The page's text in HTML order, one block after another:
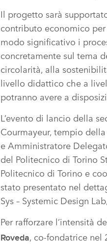
Il progetto sarà
contributo economico
modo significativo i
concretamente sul tema
circolarità, alla
livello didattico che a
potranno avere a
L’evento di lancio della
Courmayeur, tempio
e Amministratore
del Politecnico di Torino
Politecnico di Torino e
stato presentato nel
Sys – Systemic Design
Per rafforzare l’intensità
Roveda, co‑fondatrice nel